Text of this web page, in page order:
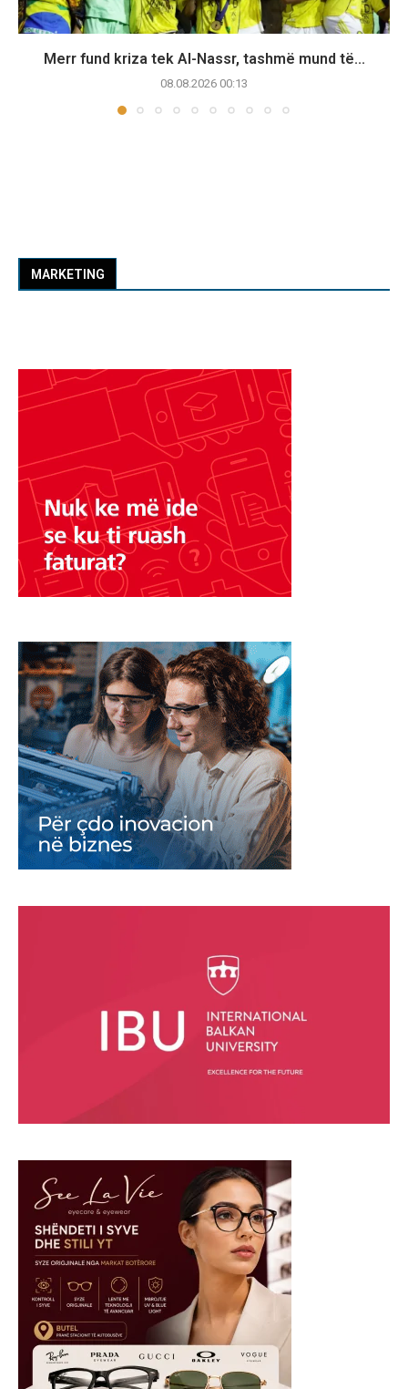
Merr fund kriza tek Al-Nassr, tashmë mund të...
08.08.2026 00:13
MARKETING